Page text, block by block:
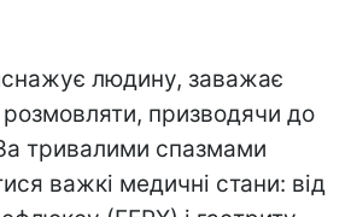
людину, заважає
розмовляти, призводячи до
тривалими спазмами
важкі медичні стани: від